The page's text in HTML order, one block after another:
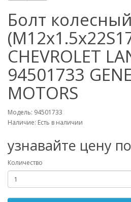
Болт колесный
CHEVROLET
94501733
MOTORS
Модель: 94501733
Наличие: Есть в наличии
узнавайте цену
Количество